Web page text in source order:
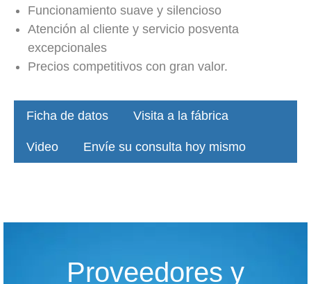
Funcionamiento suave y silencioso
Atención al cliente y servicio posventa
excepcionales
Precios competitivos con gran valor.
Ficha de datos Visita a la fábrica
Video Envíe su consulta hoy mismo
Proveedores y